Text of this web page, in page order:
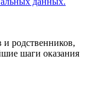
родственников,
шаги оказания